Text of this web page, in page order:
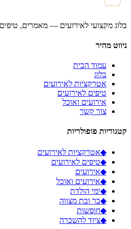
בלוג מקצועי לאירועים — מאמרים,
ניווט מהיר
עמוד הבית
בלוג
אטרקציות לאירועים
טיפים לאירועים
אירועים ואוכל
צור קשר
קטגוריות פופולריות
◆אטרקציות לאירועים
◆טיפים לאירועים
◆אירועים
◆אירועים ואוכל
◆ימי הולדת
◆בר ובת מצווה
◆חופשות
◆ציוד להשכרה